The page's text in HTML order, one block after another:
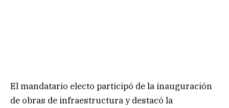
El mandatario electo participó de la inauguración
de obras de infraestructura y destacó la